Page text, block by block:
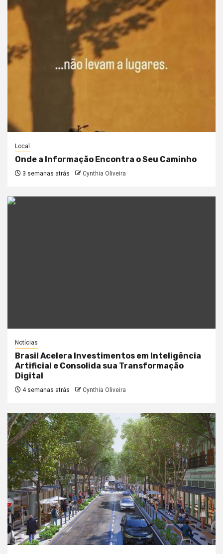
Local
Onde a Informação Encontra o Seu Caminho
3 semanas atrás Cynthia Oliveira
Notícias
Brasil Acelera Investimentos em Inteligência
Artificial e Consolida sua Transformação
Digital
4 semanas atrás Cynthia Oliveira